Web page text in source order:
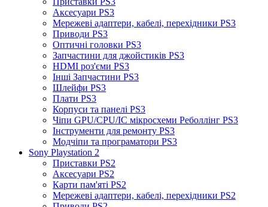
Аксесуари PS3
Мережеві адаптери, кабелі, перехідники PS3
Приводи PS3
Оптичні головки PS3
Запчастини для джойстиків PS3
HDMI роз'єми PS3
Інші Запчастини PS3
Шлейфи PS3
Плати PS3
Корпуси та панелі PS3
Чіпи GPU/CPU/IC мікросхеми Реболлінг PS3
Інструменти для ремонту PS3
Модчіпи та програматори PS3
Sony Playstation 2
Приставки PS2
Аксесуари PS2
Карти пам'яті PS2
Мережеві адаптери, кабелі, перехідники PS2